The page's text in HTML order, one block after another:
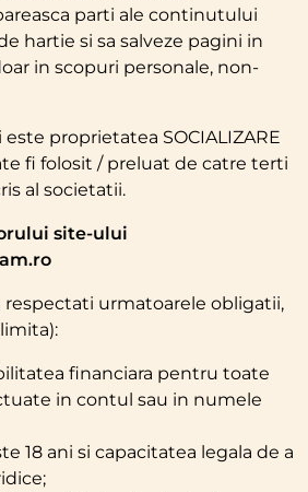
parti ale continutului
hartie si sa salveze pagini in
in scopuri personale, non-
proprietatea SOCIALIZARE
fi folosit / preluat de catre terti
al societatii.
site-ului
respectati urmatoarele obligatii,
financiara pentru toate
in contul sau in numele
18 ani si capacitatea legala de a